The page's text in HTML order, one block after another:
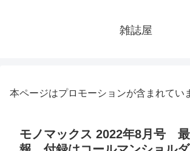
雑誌屋
本ページはプロモーションが含まれてい
モノマックス 2022年8月号